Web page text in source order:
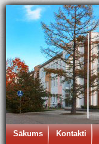
Sākums Kontakti